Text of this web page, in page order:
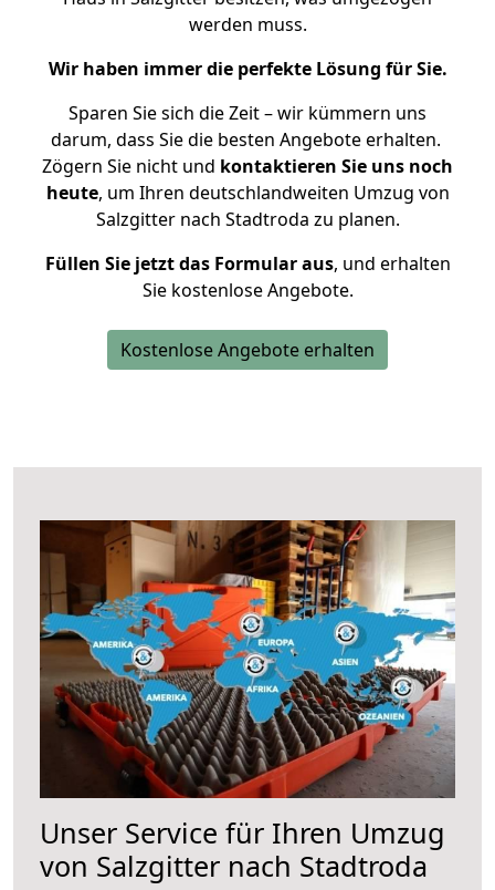
werden muss.
Wir haben immer die perfekte Lösung für Sie.
Sparen Sie sich die Zeit – wir kümmern uns
darum, dass Sie die besten Angebote erhalten.
Zögern Sie nicht und kontaktieren Sie uns noch
heute, um Ihren deutschlandweiten Umzug von
Salzgitter nach Stadtroda zu planen.
Füllen Sie jetzt das Formular aus, und erhalten
Sie kostenlose Angebote.
Kostenlose Angebote erhalten
Unser Service für Ihren Umzug
von Salzgitter nach Stadtroda